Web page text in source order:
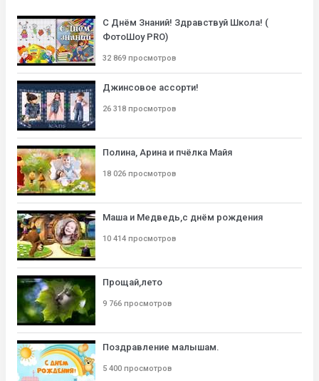
С Днём Знаний! Здравствуй Школа! (
ФотоШоу PRO)
32 869 просмотров
Джинсовое ассорти!
26 318 просмотров
Полина, Арина и пчёлка Майя
18 026 просмотров
Маша и Медведь,с днём рождения
10 414 просмотров
Прощай,лето
9 766 просмотров
Поздравление малышам.
5 400 просмотров